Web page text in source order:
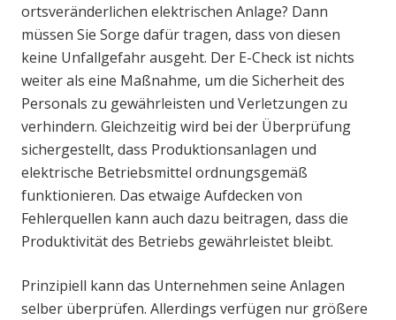
ortsveränderlichen elektrischen Anlage? Dann
müssen Sie Sorge dafür tragen, dass von diesen
keine Unfallgefahr ausgeht. Der E-Check ist nichts
weiter als eine Maßnahme, um die Sicherheit des
Personals zu gewährleisten und Verletzungen zu
verhindern. Gleichzeitig wird bei der Überprüfung
sichergestellt, dass Produktionsanlagen und
elektrische Betriebsmittel ordnungsgemäß
funktionieren. Das etwaige Aufdecken von
Fehlerquellen kann auch dazu beitragen, dass die
Produktivität des Betriebs gewährleistet bleibt.
Prinzipiell kann das Unternehmen seine Anlagen
selber überprüfen. Allerdings verfügen nur größere